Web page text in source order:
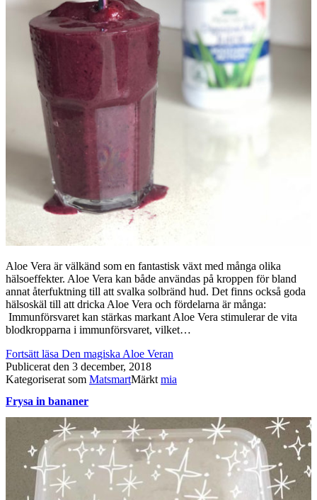
Aloe Vera är välkänd som en fantastisk växt med många olika
hälsoeffekter. Aloe Vera kan både användas på kroppen för bland
annat återfuktning till att svalka solbränd hud. Det finns också goda
hälsoskäl till att dricka Aloe Vera och fördelarna är många:
Immunförsvaret kan stärkas markant Aloe Vera stimulerar de vita
blodkropparna i immunförsvaret, vilket…
Fortsätt läsa Den magiska Aloe Veran
Publicerat den 3 december, 2018
Kategoriserat som MatsmartMärkt mia
Frysa in bananer